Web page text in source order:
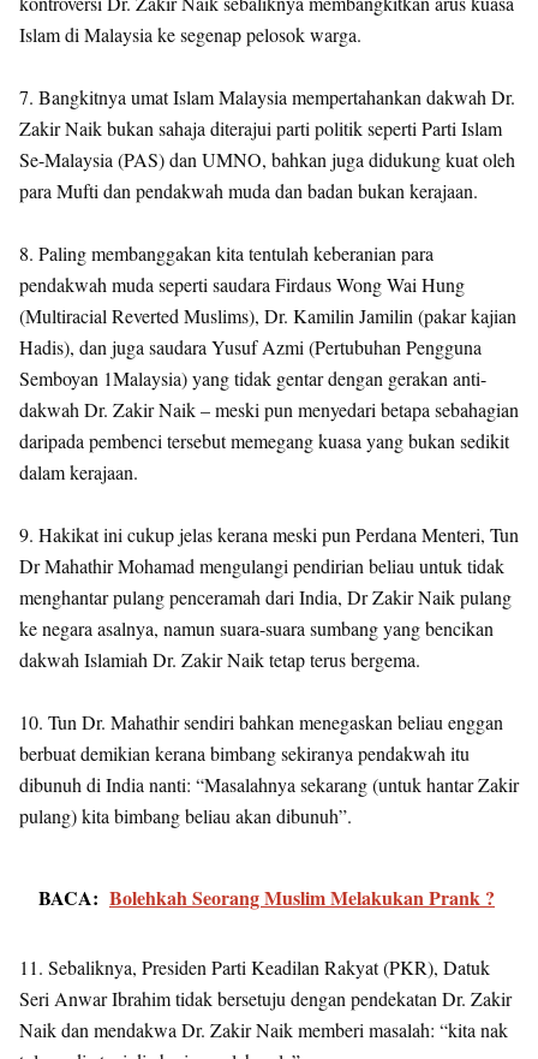
Islam di Malaysia ke segenap pelosok warga.
7. Bangkitnya umat Islam Malaysia mempertahankan dakwah Dr.
Zakir Naik bukan sahaja diterajui parti politik seperti Parti Islam
Se-Malaysia (PAS) dan UMNO, bahkan juga didukung kuat oleh
para Mufti dan pendakwah muda dan badan bukan kerajaan.
8. Paling membanggakan kita tentulah keberanian para
pendakwah muda seperti saudara Firdaus Wong Wai Hung
(Multiracial Reverted Muslims), Dr. Kamilin Jamilin (pakar kajian
Hadis), dan juga saudara Yusuf Azmi (Pertubuhan Pengguna
Semboyan 1Malaysia) yang tidak gentar dengan gerakan anti-
dakwah Dr. Zakir Naik – meski pun menyedari betapa sebahagian
daripada pembenci tersebut memegang kuasa yang bukan sedikit
dalam kerajaan.
9. Hakikat ini cukup jelas kerana meski pun Perdana Menteri, Tun
Dr Mahathir Mohamad mengulangi pendirian beliau untuk tidak
menghantar pulang penceramah dari India, Dr Zakir Naik pulang
ke negara asalnya, namun suara-suara sumbang yang bencikan
dakwah Islamiah Dr. Zakir Naik tetap terus bergema.
10. Tun Dr. Mahathir sendiri bahkan menegaskan beliau enggan
berbuat demikian kerana bimbang sekiranya pendakwah itu
dibunuh di India nanti: “Masalahnya sekarang (untuk hantar Zakir
pulang) kita bimbang beliau akan dibunuh”.
BACA: Bolehkah Seorang Muslim Melakukan Prank ?
11. Sebaliknya, Presiden Parti Keadilan Rakyat (PKR), Datuk
Seri Anwar Ibrahim tidak bersetuju dengan pendekatan Dr. Zakir
Naik dan mendakwa Dr. Zakir Naik memberi masalah: “kita nak